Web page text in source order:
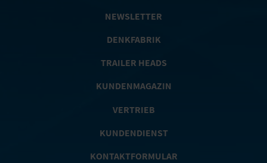
NEWSLETTER
DENKFABRIK
TRAILER HEADS
KUNDENMAGAZIN
VERTRIEB
KUNDENDIENST
KONTAKTFORMULAR